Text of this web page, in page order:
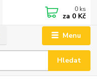
Menu
Hledat
0 ks
za 0 Kč